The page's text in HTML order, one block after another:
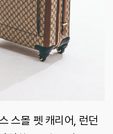
스몰 펫 캐리어, 런던